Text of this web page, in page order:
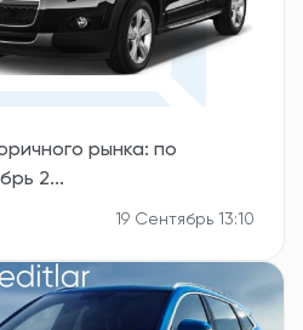
рынка: по
2...
19 Сентябрь 13:10